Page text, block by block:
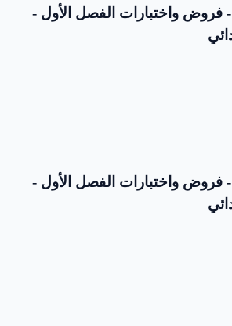
الموضوع رقم 146 - فروض واختبارات الفصل الأول -
الموضوع رقم 145 - فروض واختبارات الفصل الأول -